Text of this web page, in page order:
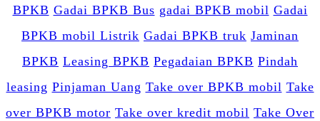
BPKB Gadai BPKB Bus gadai BPKB mobil Gadai
BPKB mobil Listrik Gadai BPKB truk Jaminan
BPKB Leasing BPKB Pegadaian BPKB Pindah
leasing Pinjaman Uang Take over BPKB mobil Take
over BPKB motor Take over kredit mobil Take Over